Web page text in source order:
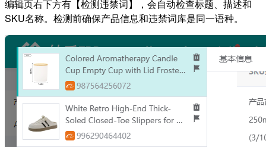
编辑页右下方有【检测违禁词】，会自动检查标题、描述和
SKU名称。检测前确保产品信息和违禁词库是同一语种。